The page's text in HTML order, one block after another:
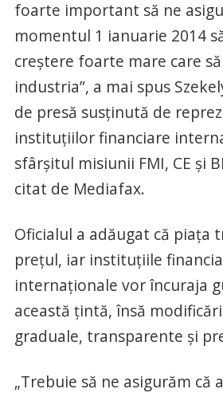
foarte important să ne
momentul 1 ianuarie 2014
creştere foarte mare care
industria”, a mai spus
de presă susţinută de
instituţiilor financiare
sfârşitul misiunii FMI, CE şi
citat de Mediafax.
Oficialul a adăugat că piaţa
preţul, iar instituţiile
internaţionale vor încuraja
această ţintă, însă
graduale, transparente şi
„Trebuie să ne asigurăm că